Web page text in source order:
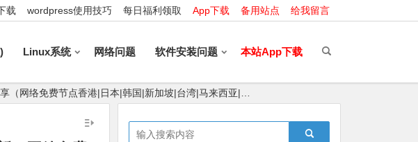
载 wordpress使用技巧 每日福利领取 App下载 备用站点 给我留言
Linux系统 网络问题 软件安装问题 本站App下载
网络免费节点香港|日本|韩国|新加坡|台湾|马来西亚|…